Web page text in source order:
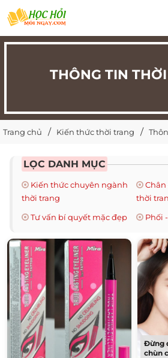
THÔNG TIN
Trang chủ Kiến thức thời trang
LỌC DANH MỤC
Kiến thức chuyên ngành
thời trang
thời
Tư vấn bí quyết mặc đẹp
Phối
Đừng
chùn